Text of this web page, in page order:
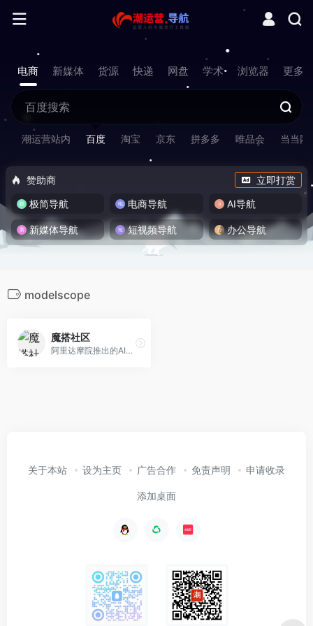
电商 新媒体 货源 快递 网盘 学术 浏览器 更多
潮运营站内 百度 淘宝 京东 拼多多 唯品会 当当网
赞助商
立即打赏
极简导航
电商导航 AI导航
新媒体导航 短视频导航 办公导航
modelscope
魔搭社区
阿里达摩院推出的AI模型社区，提供模型探索体验、推理、训练、部署和应用的一站式服务。
关于本站 设为主页 广告合作 免责声明 申请收录
添加桌面